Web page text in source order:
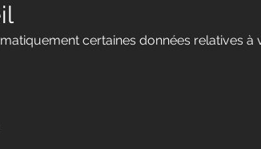
certaines données relatives à